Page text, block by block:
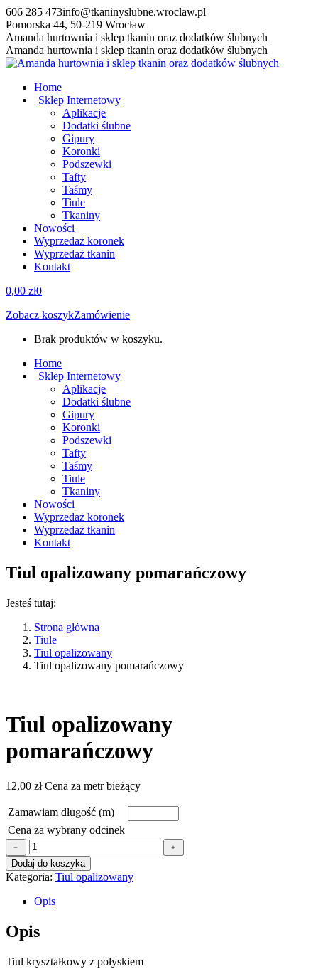
Przewiń
do
zawartości
606 285 473info@tkaninyslubne.wroclaw.pl
Pomorska 44, 50-219 Wrocław
Facebook
page
opens
new
window
Amanda hurtownia i sklep tkanin oraz dodatków ślubnych
Amanda hurtownia i sklep tkanin oraz dodatków ślubnych
Home
Sklep Internetowy
Aplikacje
Dodatki ślubne
Gipury
Koronki
Podszewki
Tafty
Taśmy
Tiule
Tkaniny
Nowości
Wyprzedaż koronek
Wyprzedaż tkanin
Kontakt
0,00 zł0
Zobacz koszykZamówienie
Brak produktów w koszyku.
Home
Sklep Internetowy
Aplikacje
Dodatki ślubne
Gipury
Koronki
Podszewki
Tafty
Taśmy
Tiule
Tkaniny
Nowości
Wyprzedaż koronek
Wyprzedaż tkanin
Kontakt
Tiul opalizowany pomarańczowy
Jesteś tutaj:
Strona główna
Tiule
Tiul opalizowany
Tiul opalizowany pomarańczowy
Tiul opalizowany
pomarańczowy
12,00 złCena za metr bieżący
Zamawiam długość (m)
Cena za wybrany odcinek
ilość
Tiul
opalizowany
pomarańczowy
﹣
﹢
Dodaj do koszyka
Kategoria: Tiul opalizowany
Opis
Opis
Tiul kryształkowy z połyskiem